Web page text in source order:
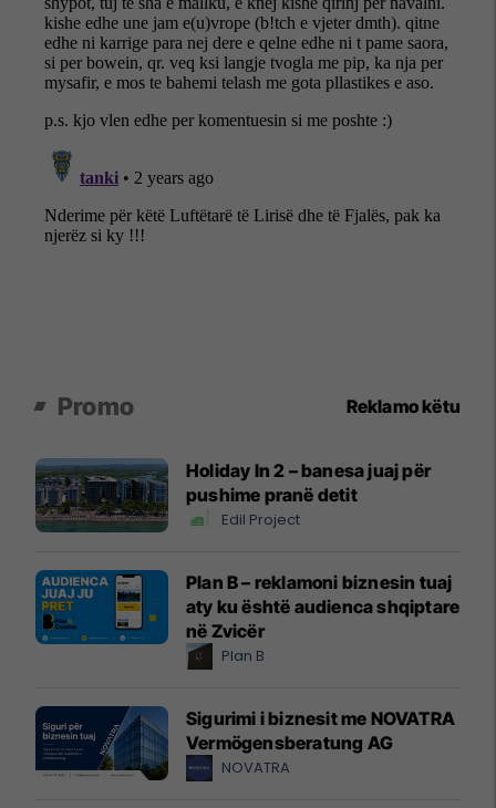
Promo Reklamo këtu
Holiday In 2 – banesa juaj për
pushime pranë detit
Edil Project
Plan B – reklamoni biznesin tuaj
aty ku është audienca shqiptare
në Zvicër
Plan B
Sigurimi i biznesit me NOVATRA
Vermögensberatung AG
NOVATRA